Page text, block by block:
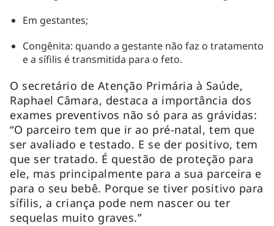
Em gestantes;
Congênita: quando a gestante não faz o tratamento
e a sífilis é transmitida para o feto.
O secretário de Atenção Primária à Saúde,
Raphael Câmara, destaca a importância dos
exames preventivos não só para as grávidas:
“O parceiro tem que ir ao pré-natal, tem que
ser avaliado e testado. E se der positivo, tem
que ser tratado. É questão de proteção para
ele, mas principalmente para a sua parceira e
para o seu bebê. Porque se tiver positivo para
sífilis, a criança pode nem nascer ou ter
sequelas muito graves.”